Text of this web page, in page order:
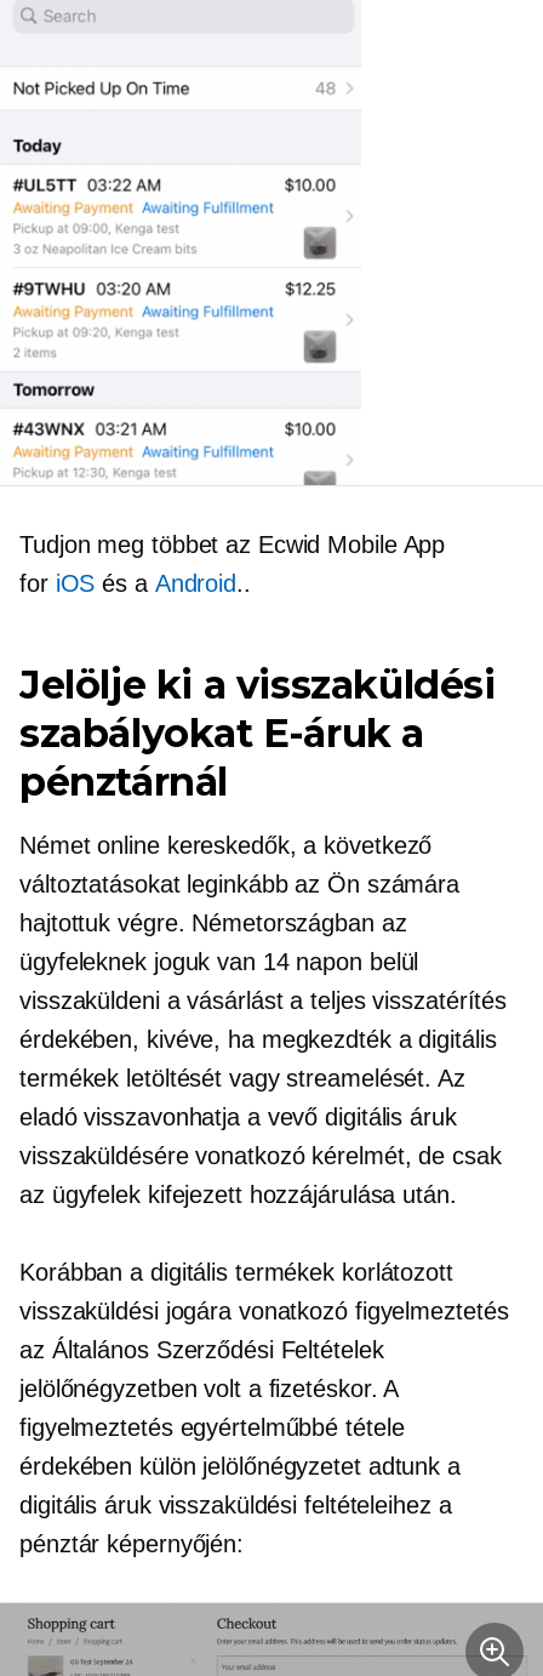
Tudjon meg többet az Ecwid Mobile App
for iOS és a Android..
Jelölje ki a visszaküldési
szabályokat E-áruka
pénztárnál
Német online kereskedők, a következő
változtatásokat leginkább az Ön számára
hajtottuk végre. Németországban az
ügyfeleknek joguk van 14 napon belül
visszaküldeni a vásárlást a teljes visszatérítés
érdekében, kivéve, ha megkezdték a digitális
termékek letöltését vagy streamelését. Az
eladó visszavonhatja a vevő digitális áruk
visszaküldésére vonatkozó kérelmét, de csak
az ügyfelek kifejezett hozzájárulása után.
Korábban a digitális termékek korlátozott
visszaküldési jogára vonatkozó figyelmeztetés
az Általános Szerződési Feltételek
jelölőnégyzetben volt a fizetéskor. A
figyelmeztetés egyértelműbbé tétele
érdekében külön jelölőnégyzetet adtunk a
digitális áruk visszaküldési feltételeihez a
pénztár képernyőjén: